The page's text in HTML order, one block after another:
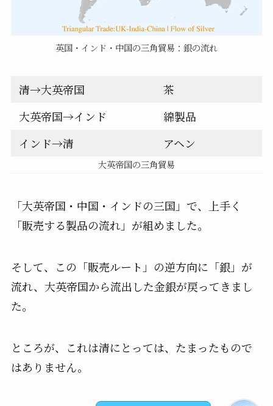
英国・インド・中国の三角貿易：銀の流れ
清→大英帝国
茶
大英帝国→インド
綿製品
インド→清
アヘン
大英帝国の三角貿易
「大英帝国・中国・インドの三国」で、上手く
「販売する製品の流れ」が組めました。
そして、この「販売ルート」の逆方向に「銀」が
流れ、大英帝国から流出した金銀が戻ってきまし
た。
ところが、これは清にとっては、たまったもので
はありません。